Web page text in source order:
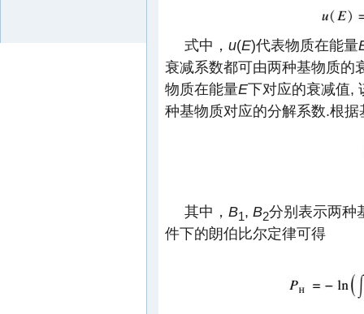
式中， u(E)代表物质在能量
衰减系数都可由两种基物质
物质在能量E下对应的衰减值,
种基物质对应的分解系数.根
其中， B1, B2分别表示两种
件下的朗伯比尔定律可得